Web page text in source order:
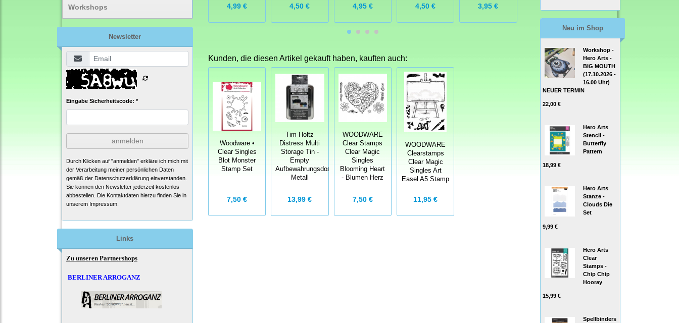
Workshops
Newsletter
Eingabe Sicherheitscode: *
anmelden
Durch Klicken auf "anmelden" erkläre ich mich mit
der Verarbeitung meiner persönlichen Daten
gemäß der Datenschutzerklärung einverstanden.
Sie können den Newsletter jederzeit kostenlos
abbestellen. Die Kontaktdaten hierzu finden Sie in
unserem Impressum.
Links
Zu unseren Partnershops
BERLINER ARROGANZ
4,99 € 4,50 € 4,95 € 4,50 € 3,95 €
Kunden, die diesen Artikel gekauft haben, kauften auch:
Woodware •
Clear Singles
Blot Monster
Stamp Set
7,50 €
Tim Holtz
Distress Multi
Storage Tin -
Empty
Aufbewahrungsdose
Metall
13,99 €
WOODWARE
Clear Stamps
Clear Magic
Singles
Blooming Heart
- Blumen Herz
7,50 €
WOODWARE
Clearstamps
Clear Magic
Singles Art
Easel A5 Stamp
11,95 €
Neu im Shop
Workshop -
Hero Arts -
BIG MOUTH
(17.10.2026 -
16.00 Uhr)
NEUER TERMIN
22,00 €
Hero Arts
Stencil -
Butterfly
Pattern
18,99 €
Hero Arts
Stanze -
Clouds Die
Set
9,99 €
Hero Arts
Clear
Stamps -
Chip Chip
Hooray
15,99 €
Spellbinders